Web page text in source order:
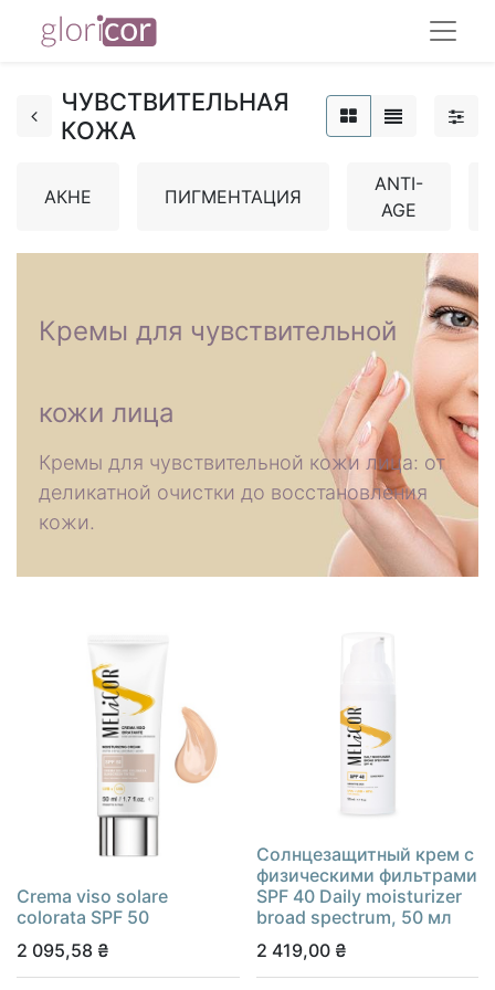
ЧУВСТВИТЕЛЬНАЯ
КОЖА
АКНЕ ПИГМЕНТАЦИЯ
ANTI-
AGE
Кремы для чувствительной
кожи лица
Кремы для чувствительной кожи лица: от
деликатной очистки до восстановления
кожи.
Сrema viso solare
colorata SPF 50
2 095,58 ₴
Солнцезащитный крем с
физическими фильтрами
SPF 40 Daily moisturizer
broad spectrum, 50 мл
2 419,00₴